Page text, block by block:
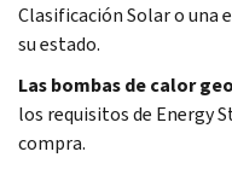
Clasificación Solar o una
su estado.
Las bombas de calor
los requisitos de Energy
compra.